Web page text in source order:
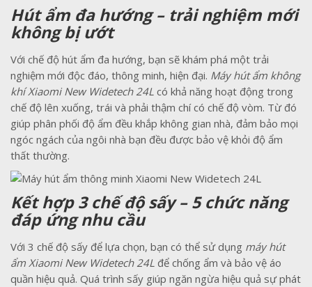
Hút ẩm đa hướng – trải nghiệm mới
không bị ướt
Với chế độ hút ẩm đa hướng, bạn sẽ khám phá một trải
nghiệm mới độc đáo, thông minh, hiện đại. Máy hút ẩm không
khí Xiaomi New Widetech 24L có khả năng hoạt động trong
chế độ lên xuống, trái và phải thậm chí có chế độ vòm. Từ đó
giúp phân phối độ ẩm đều khắp không gian nhà, đảm bảo mọi
ngóc ngách của ngôi nhà bạn đều được bảo vệ khỏi độ ẩm
thất thường.
Kết hợp 3 chế độ sấy – 5 chức năng
đáp ứng nhu cầu
Với 3 chế độ sấy để lựa chọn, bạn có thể sử dụng máy hút
ẩm Xiaomi New Widetech 24L để chống ẩm và bảo vệ áo
quần hiệu quả. Quá trình sấy giúp ngăn ngừa hiệu quả sự phát